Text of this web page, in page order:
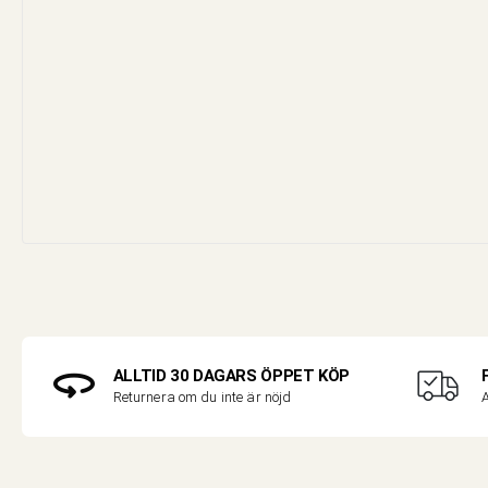
ALLTID 30 DAGARS ÖPPET KÖP
Returnera om du inte är nöjd